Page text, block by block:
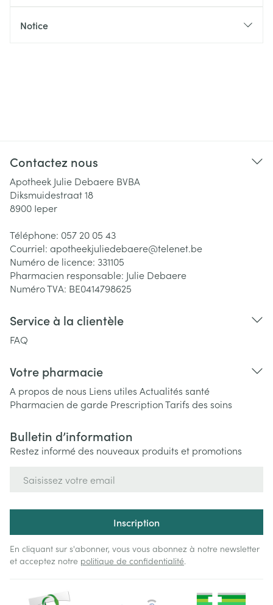
Notice
Contactez nous
Apotheek Julie Debaere BVBA
Diksmuidestraat 18
8900 Ieper
Téléphone: 057 20 05 43
Courriel: apotheekjuliedebaere@telenet.be
Numéro de licence: 331105
Pharmacien responsable: Julie Debaere
Numéro TVA: BE0414798625
Service à la clientèle
FAQ
Votre pharmacie
A propos de nous Liens utiles Actualités santé
Pharmacien de garde PrescriptionTarifs des soins
Bulletin d’information
Restez informé des nouveaux produits et promotions
Inscription
En cliquant sur s'abonner, vous vous abonnez à notre newsletter
et acceptez notre politique de confidentialité.